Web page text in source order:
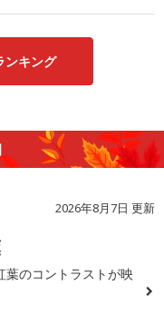
ンキング
2026年8月7日 更新
葉のコントラストが映